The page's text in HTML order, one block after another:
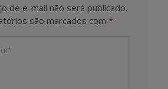
de e-mail não será publicado.
são marcados com *